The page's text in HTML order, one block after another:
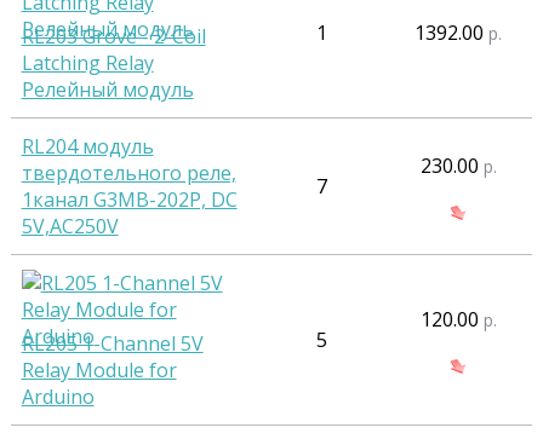
RL203 Grove - 2-Coil
Latching Relay
Релейный модуль
1 1392.00 р.
RL204 модуль
твердотельного реле,
1канал G3MB-202P, DC
5V,AC250V
7
230.00 р.
RL205 1-Channel 5V
Relay Module for
Arduino
5
120.00 р.